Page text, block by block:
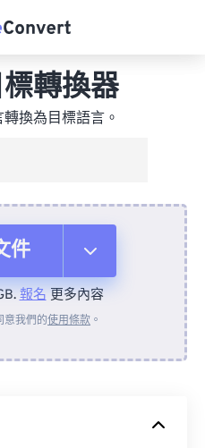
轉換器
換為目標語言。
件
雲端硬碟
報名更多內容
意我們的使用條款 。